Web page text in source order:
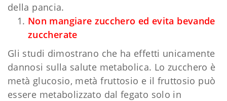
della pancia.
Non mangiare zucchero ed evita bevande
zuccherate
Gli studi dimostrano che ha effetti unicamente
dannosi sulla salute metabolica. Lo zucchero è
metà glucosio, metà fruttosio e il fruttosio può
essere metabolizzato dal fegato solo in